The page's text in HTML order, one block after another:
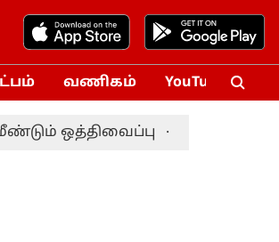
வணிகம் YouTube
ஒத்திவைப்பு டாஸ்மாக் ஊழல்